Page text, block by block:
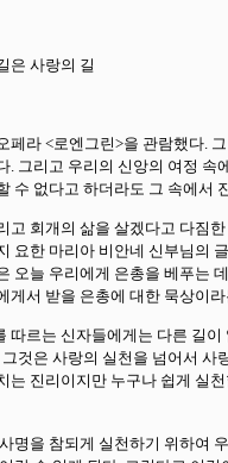
은 사랑의 길
페라 <로엔그린>을 관람했다.
. 그리고 우리의 신앙의 여정 속
수 없다고 하더라도 그 속에서
고 회개의 삶을 살겠다고 다짐
요한 마리아 비안네 신부님의
오늘 우리에게 은총을 베푸는
게서 받을 은총에 대한 묵상이
따르는 신자들에게는 다른 길
그것은 사랑의 실천을 넘어서 사
는 진리이지만 누구나 쉽게 실
명을 참되게 실천하기 위하여